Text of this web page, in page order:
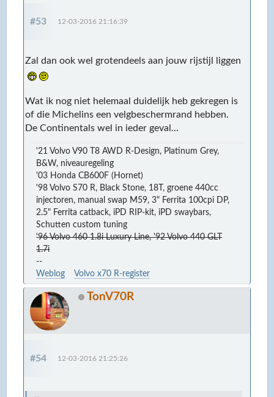
#53 12-03-2016 21:16:39
Zal dan ook wel grotendeels aan jouw rijstijl liggen
Wat ik nog niet helemaal duidelijk heb gekregen is
of die Michelins een velgbeschermrand hebben.
De Continentals wel in ieder geval...
'21 Volvo V90 T8 AWD R-Design, Platinum Grey,
B&W, niveauregeling
'03 Honda CB600F (Hornet)
'98 Volvo S70 R, Black Stone, 18T, groene 440cc
injectoren, manual swap M59, 3" Ferrita 100cpi DP,
2.5" Ferrita catback, iPD RIP-kit, iPD swaybars,
Schutten custom tuning
'96 Volvo 460 1.8i Luxury Line, '92 Volvo 440 GLT
1.7i
--
Weblog
Volvo x70 R-register
TonV70R
#54 12-03-2016 21:25:26